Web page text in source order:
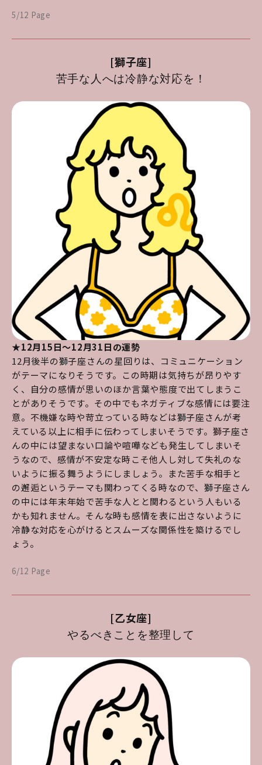
5/12 Page
[獅子座]
苦手な人へは冷静な対応を！
★12月15日～12月31日の運勢
12月後半の獅子座さんの星回りは、コミュニケーション
がテーマになりそうです。この時期は気持ちが昂りやす
く、自分の感情が思いのほか言葉や態度で出てしまうこ
とがありそうです。その中でもネガティブな感情には要注
意。不機嫌な時や苛立っている時などは獅子座さんが考
えている以上に相手に伝わってしまいそうです。獅子座さ
んの中には望まない口論や喧嘩なども発生してしまいそ
うなので、感情が不安定な時こそ他人し対して失礼のな
いように振る舞うようにしましょう。また苦手な相手と
の邂逅というテーマも関わってくる時なので、獅子座さん
の中には年末年始で苦手な人とと関わるという人もいる
かも知れません。そんな時も感情を表に出さないように
冷静な対応を心がけるとスムーズな関係性を築けるでし
ょう。
6/12 Page
[乙女座]
やるべきことを整理して